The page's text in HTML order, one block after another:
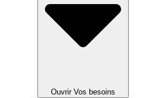
Ouvrir Vos besoins